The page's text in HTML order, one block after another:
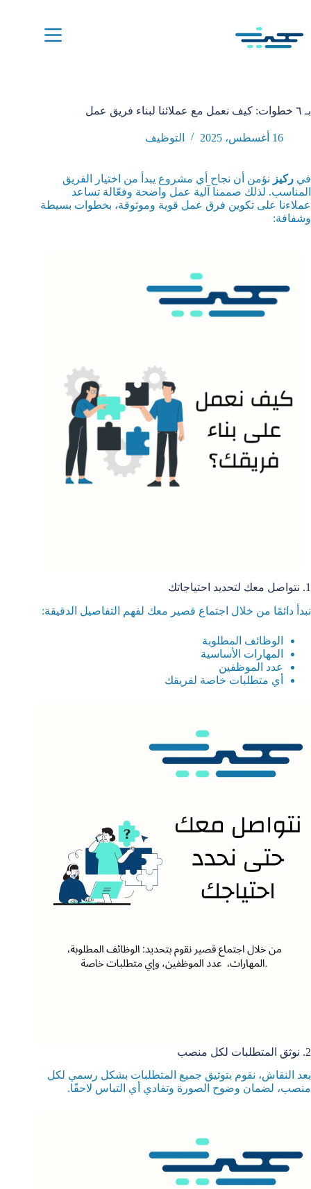
المحتوى
بـ ٦ خطوات: كيف نعمل مع عملائنا لبناء فريق عمل
16 أغسطس، 2025 التوظيف
في ركيز نؤمن أن نجاح أي مشروع يبدأ من اختيار الفريق
المناسب. لذلك صممنا آلية عمل واضحة وفعّالة تساعد
عملاءنا على تكوين فرق عمل قوية وموثوقة، بخطوات بسيطة
وشفافة:
1. نتواصل معك لتحديد احتياجاتك
نبدأ دائمًا من خلال اجتماع قصير معك لفهم التفاصيل الدقيقة:
الوظائف المطلوبة
المهارات الأساسية
عدد الموظفين
أي متطلبات خاصة لفريقك
2. نوثق المتطلبات لكل منصب
بعد النقاش، نقوم بتوثيق جميع المتطلبات بشكل رسمي لكل
منصب، لضمان وضوح الصورة وتفادي أي التباس لاحقًا.